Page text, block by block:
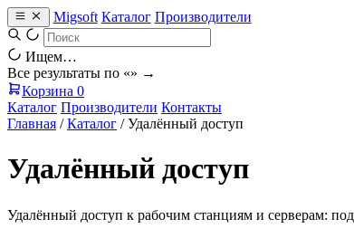
Migsoft Каталог Производители
Ищем…
Все результаты по «» →
Корзина 0
Каталог Производители Контакты
Главная / Каталог / Удалённый доступ
Удалённый доступ
Удалённый доступ к рабочим станциям и серверам: